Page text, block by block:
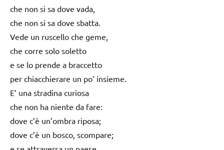
che non si sa dove vada,
che non si sa dove sbatta.
Vede un ruscello che geme,
che corre solo soletto
e se lo prende a braccetto
per chiacchierare un po’ insieme.
E’ una stradina curiosa
che non ha niente da fare:
dove c’è un’ombra riposa;
dove c’è un bosco, scompare;